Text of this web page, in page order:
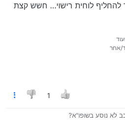
שאני יעשה את העברת בעלות רק
לוחית רישוי… חשש קצת
אחר
1
לא נוסע בשופו"א?